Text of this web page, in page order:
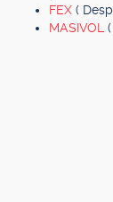
FEX (
MASIVOL